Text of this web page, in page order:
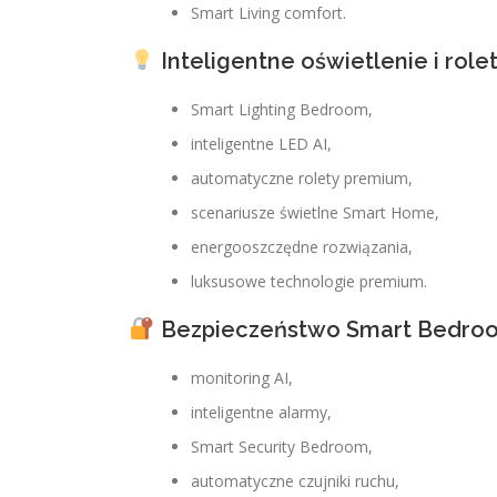
Smart Living comfort.
Inteligentne oświetlenie i
Smart Lighting Bedroom,
inteligentne LED AI,
automatyczne rolety premium,
scenariusze świetlne Smart Home,
energooszczędne rozwiązania,
luksusowe technologie premium.
Bezpieczeństwo Smart
monitoring AI,
inteligentne alarmy,
Smart Security Bedroom,
automatyczne czujniki ruchu,